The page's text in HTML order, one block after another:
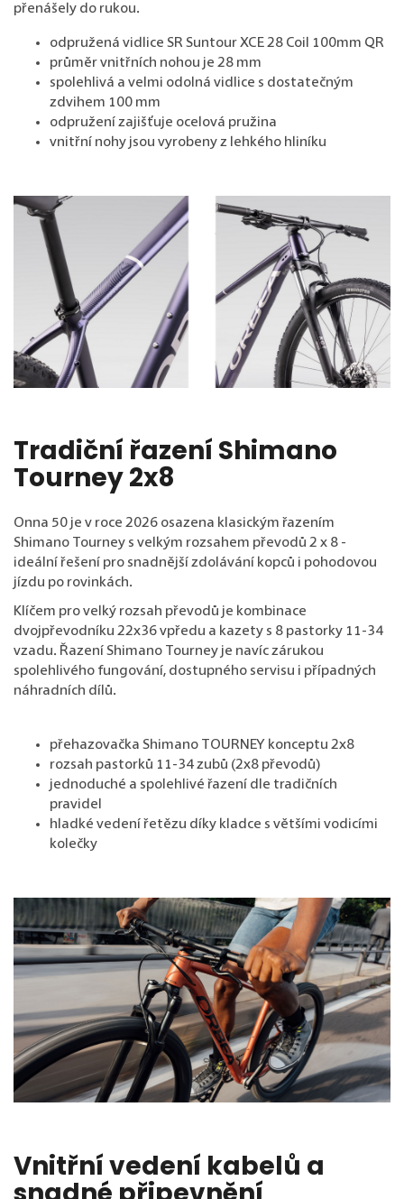
přenášely do rukou.
odpružená vidlice SR Suntour XCE 28 Coil 100mm QR
průměr vnitřních nohou je 28 mm
spolehlivá a velmi odolná vidlice s dostatečným
zdvihem 100 mm
odpružení zajišťuje ocelová pružina
vnitřní nohy jsou vyrobeny z lehkého hliníku
Tradiční řazení Shimano
Tourney 2x8
Onna 50 je v roce 2026 osazena klasickým řazením
Shimano Tourney s velkým rozsahem převodů 2 x 8 -
ideální řešení pro snadnější zdolávání kopců i pohodovou
jízdu po rovinkách.
Klíčem pro velký rozsah převodů je kombinace
dvojpřevodníku 22x36 vpředu a kazety s 8 pastorky 11-34
vzadu. Řazení Shimano Tourney je navíc zárukou
spolehlivého fungování, dostupného servisu i případných
náhradních dílů.
přehazovačka Shimano TOURNEY konceptu 2x8
rozsah pastorků 11-34 zubů (2x8 převodů)
jednoduché a spolehlivé řazení dle tradičních
pravidel
hladké vedení řetězu díky kladce s většími vodicími
kolečky
Vnitřní vedení kabelů a